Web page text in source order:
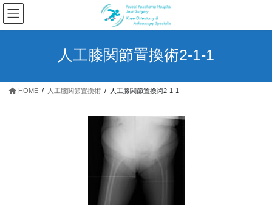
コ
ン
テ
ス
ナ
ビ
ゲ
ン
人工膝関節置換術2-1-1
HOME 人工膝関節置換術 人工膝関節置換術2-1-1